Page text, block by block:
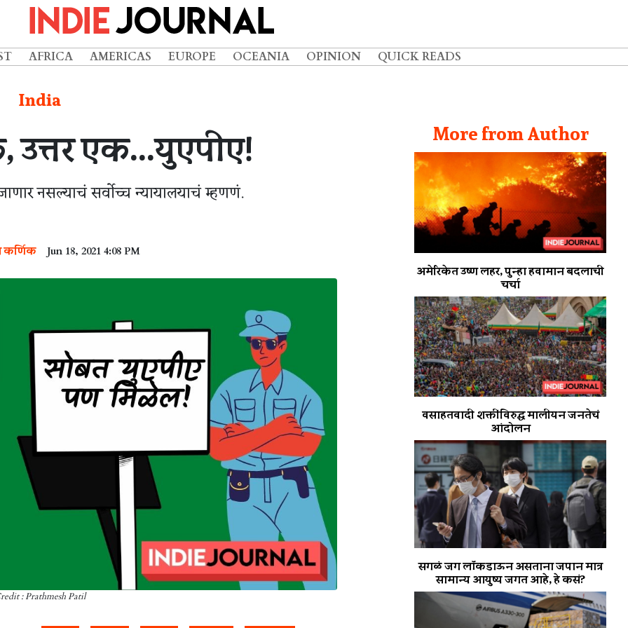
AFRICA AMERICAS EUROPE OCEANIA OPINION QUICK READS
India
एक...युएपीए!
जाणार नसल्याचं सर्वोच्च न्यायालयाचं म्हणणं.
Jun 18, 2021 4:08 PM
: Prathmesh Patil
More from Author
अमेरिकेत उष्ण लहर, पुन्हा हवामान बदलाची
चर्चा
वसाहतवादी शक्तींविरुद्ध मालीयन जनतेचं
आंदोलन
सगळं जग लॉकडाऊन असताना जपान मात्र
सामान्य आयुष्य जगत आहे, हे कसं?